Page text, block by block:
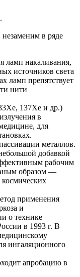
в ряде
ламп накаливания,
источников света
ламп препятствует
нити
137Xe и др.)
в
для
металлов.
добавкой
рабочим
образом —
применения
и
о технике
в 1993 г. В
ингаляционного
апробацию в